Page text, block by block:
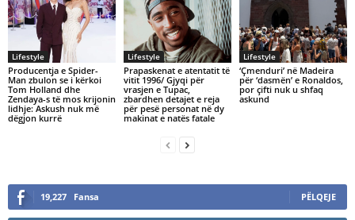
Lifestyle
Producentja e Spider-
Man zbulon se i kërkoi
Tom Holland dhe
Zendaya-s të mos krijonin
lidhje: Askush nuk më
dëgjon kurrë
Lifestyle
Prapaskenat e atentatit të
vitit 1996/ Gjyqi për
vrasjen e Tupac,
zbardhen detajet e reja
për pesë personat në dy
makinat e natës fatale
Lifestyle
‘Çmenduri’ në Madeira
për ‘dasmën’ e Ronaldos,
por çifti nuk u shfaq
askund
19,227 Fansa PËLQEJE